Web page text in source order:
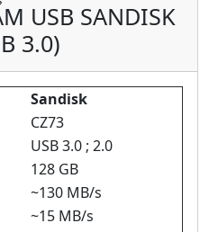
USB SANDISK
3.0)
Sandisk
CZ73
USB 3.0 ; 2.0
128 GB
~130 MB/s
~15 MB/s